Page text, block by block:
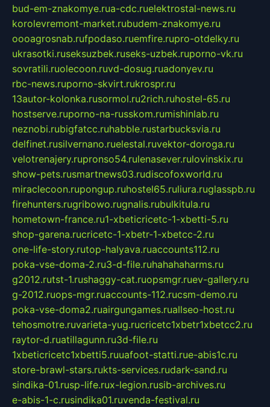
bud-em-znakomye.rua-cdc.ruelektrostal-news.ru
korolevremont-market.rubudem-znakomye.ru
oooagrosnab.rufpodaso.ruemfire.rupro-otdelky.ru
ukrasotki.ruseksuzbek.ruseks-uzbek.ruporno-vk.ru
sovratili.ruolecoon.ruvd-dosug.ruadonyev.ru
rbc-news.ruporno-skvirt.rukrospr.ru
13autor-kolonka.rusormol.ru2rich.ruhostel-65.ru
hostserve.ruporno-na-russkom.rumishinlab.ru
neznobi.rubigfatcc.ruhabble.rustarbucksvia.ru
delfinet.rusilvernano.ruelestal.ruvektor-doroga.ru
velotrenajery.rupronso54.rulenasever.rulovinskix.ru
show-pets.rusmartnews03.rudiscofoxworld.ru
miraclecoon.rupongup.ruhostel65.ruliura.ruglasspb.ru
firehunters.rugribowo.rugnalis.rubulkitula.ru
hometown-france.ru1-xbeticricetc-1-xbetti-5.ru
shop-garena.rucricetc-1-xbetr-1-xbetcc-2.ru
one-life-story.rutop-halyava.ruaccounts112.ru
poka-vse-doma-2.ru3-d-file.ruhahahaharms.ru
g2012.rutst-1.rushaggy-cat.ruopsmgr.ruev-gallery.ru
g-2012.ruops-mgr.ruaccounts-112.rucsm-demo.ru
poka-vse-doma2.ruairgungames.ruallseo-host.ru
tehosmotre.ruvarieta-yug.rucricetc1xbetr1xbetcc2.ru
raytor-d.ruatillagunn.ru3d-file.ru
1xbeticricetc1xbetti5.ruuafoot-statti.rue-abis1c.ru
store-brawl-stars.rukts-services.rudark-sand.ru
sindika-01.rusp-life.rux-legion.rusib-archives.ru
e-abis-1-c.rusindika01.ruvenda-festival.ru